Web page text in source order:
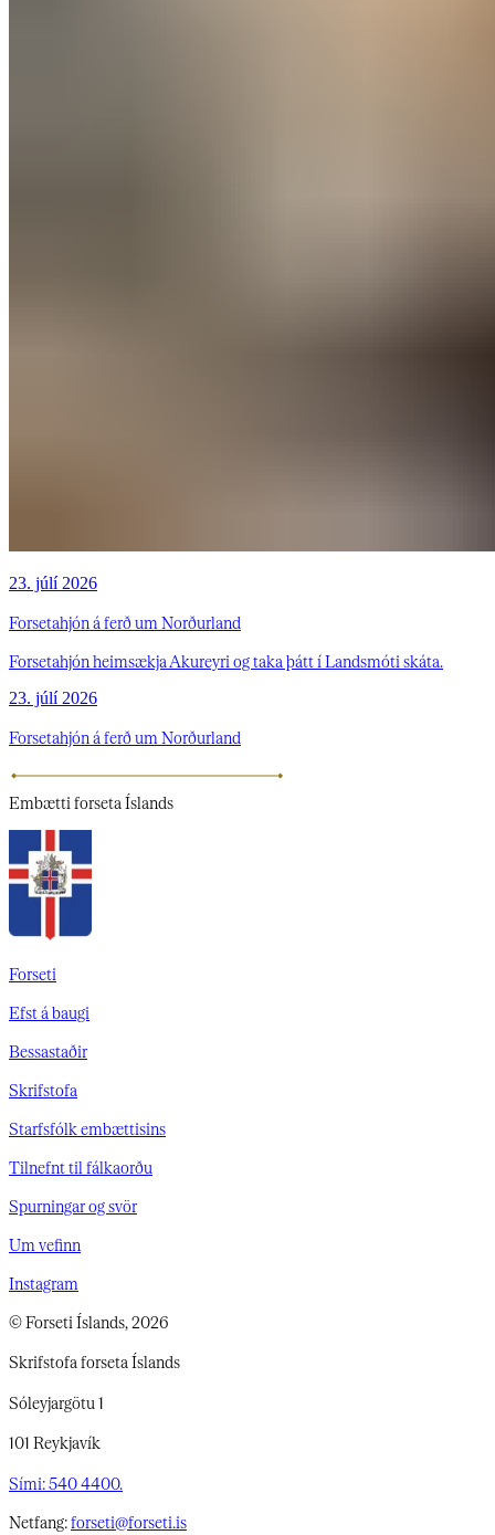
23. júlí 2026
Forsetahjón á ferð um Norðurland
Forsetahjón heimsækja Akureyri og taka þátt í Landsmóti skáta.
23. júlí 2026
Forsetahjón á ferð um Norðurland
Embætti forseta Íslands
Forseti
Efst á baugi
Bessastaðir
Skrifstofa
Starfsfólk embættisins
Tilnefnt til fálkaorðu
Spurningar og svör
Um vefinn
Instagram
© Forseti Íslands, 2026
Skrifstofa forseta Íslands
Sóleyjargötu 1
101 Reykjavík
Sími: 540 4400.
Netfang:forseti@forseti.is